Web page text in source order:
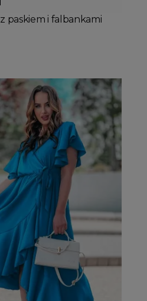
paskiem i falbankami